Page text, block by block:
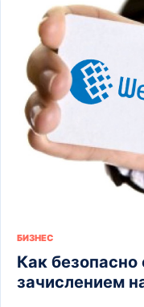
БИЗНЕС
Как
зачислением